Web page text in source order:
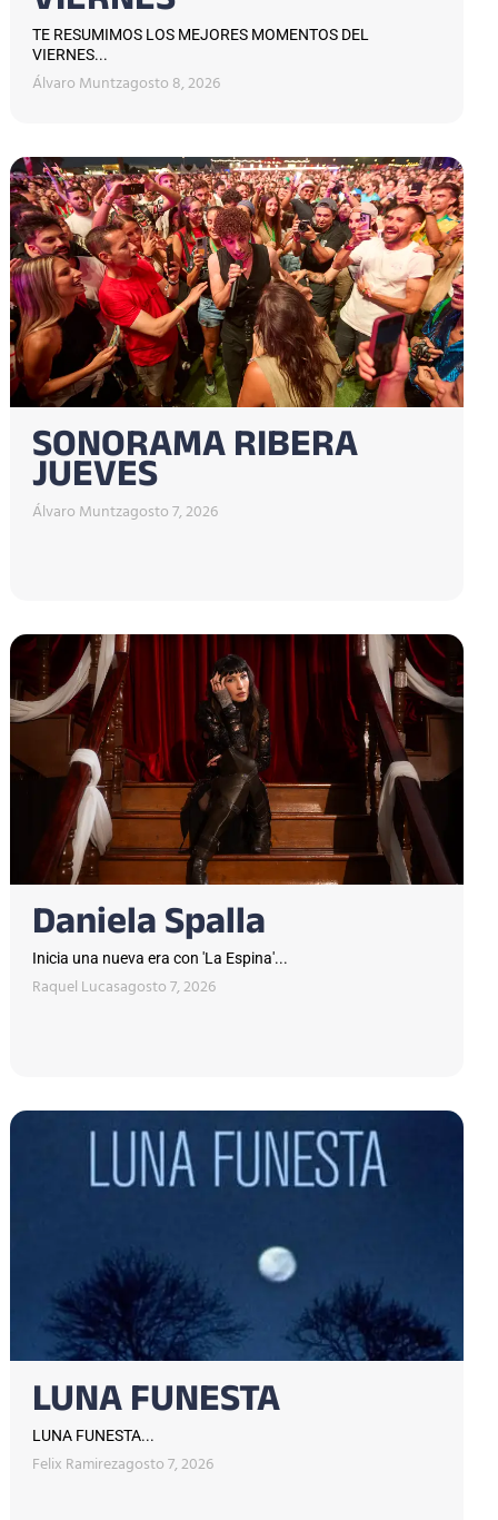
TE RESUMIMOS LOS MEJORES MOMENTOS DEL
VIERNES...
Álvaro Muntzagosto 8, 2026
SONORAMA RIBERA
JUEVES
Álvaro Muntzagosto 7, 2026
Daniela Spalla
Inicia una nueva era con 'La Espina'...
Raquel Lucasagosto 7, 2026
LUNA FUNESTA
LUNA FUNESTA...
Felix Ramirezagosto 7, 2026